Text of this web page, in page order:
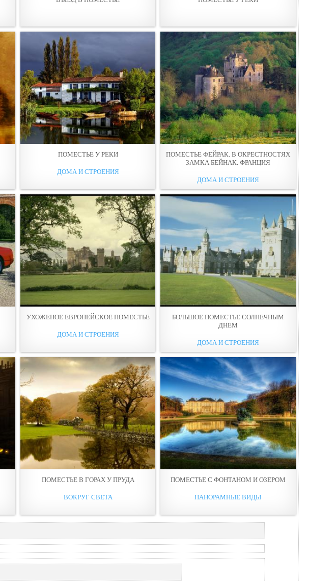
ПОМЕСТЬЕ У РЕКИ
ДОМА И СТРОЕНИЯ
ПОМЕСТЬЕ ФЕЙРАК. В ОКРЕСТНОСТЯХ
ЗАМКА БЕЙНАК. ФРАНЦИЯ
ДОМА И СТРОЕНИЯ
УХОЖЕНОЕ ЕВРОПЕЙСКОЕ ПОМЕСТЬЕ
ДОМА И СТРОЕНИЯ
БОЛЬШОЕ ПОМЕСТЬЕ СОЛНЕЧНЫМ
ДНЕМ
ДОМА И СТРОЕНИЯ
ПОМЕСТЬЕ В ГОРАХ У ПРУДА
ВОКРУГ СВЕТА
ПОМЕСТЬЕ С ФОНТАНОМ И ОЗЕРОМ
ПАНОРАМНЫЕ ВИДЫ